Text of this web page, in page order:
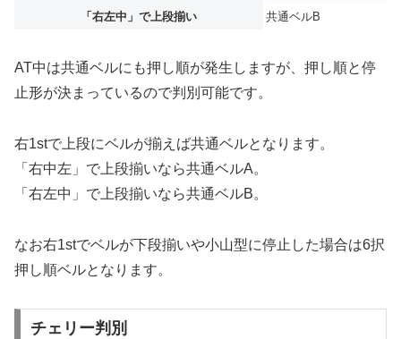
「右左中」で上段揃い
共通ベルB
AT中は共通ベルにも押し順が発生しますが、押し順と停
止形が決まっているので判別可能です。
右1stで上段にベルが揃えば共通ベルとなります。
「右中左」で上段揃いなら共通ベルA。
「右左中」で上段揃いなら共通ベルB。
なお右1stでベルが下段揃いや小山型に停止した場合は6択
押し順ベルとなります。
チェリー判別